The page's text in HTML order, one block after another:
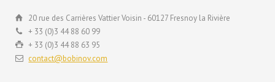
20 rue des Carrières Vattier Voisin - 60127 Fresnoy la Rivière
+ 33 (0)3 44 88 60 99
+ 33 (0)3 44 88 63 95
contact@bobinov.com